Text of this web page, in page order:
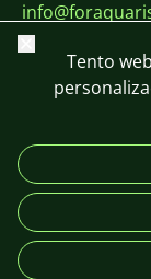
+420 603 449 602
Zavřít
Tento